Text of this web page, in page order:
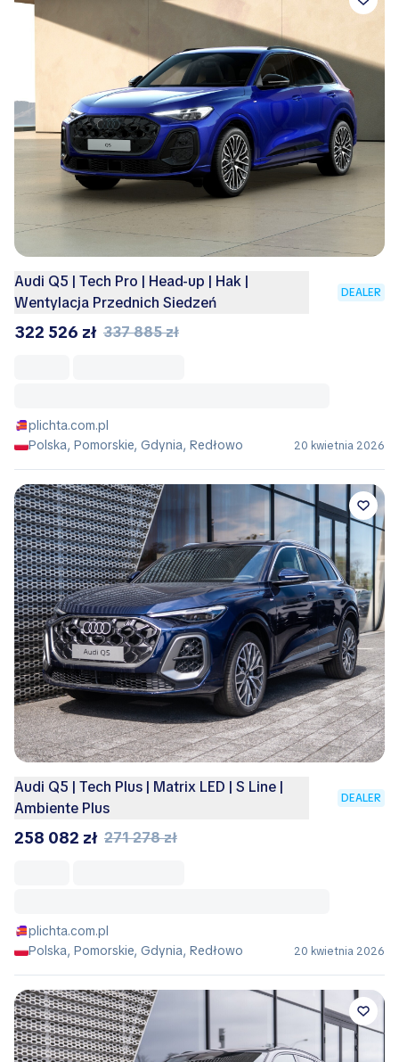
Audi Q5 | Tech Pro | Head-up | Hak |
Wentylacja Przednich Siedzeń
DEALER
322 526 zł 337 885 zł
plichta.com.pl
Polska, Pomorskie, Gdynia, Redłowo
20 kwietnia 2026
Audi Q5 | Tech Plus | Matrix LED | S Line |
Ambiente Plus
DEALER
258 082 zł 271 278 zł
plichta.com.pl
Polska, Pomorskie, Gdynia, Redłowo
20 kwietnia 2026